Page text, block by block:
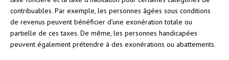
contribuables. Par exemple, les personnes âgées sous conditions
de revenus peuvent bénéficier d’une exonération totale ou
partielle de ces taxes. De même, les personnes handicapées
peuvent également prétendre à des exonérations ou abattements.